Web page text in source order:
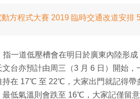
動方程式大賽 2019 臨時交通改道安排
一道低壓槽會在明日於廣東內陸形
台亦預計由周三（3 月 6 日）開始
持在 17℃ 至 22℃，大家出門就記得帶
低氣溫則會跌至 16℃，大家記僅留意